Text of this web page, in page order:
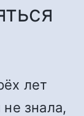
лет
знала,